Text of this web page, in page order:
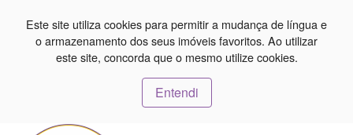
Este site utiliza cookies para permitir a mudança de língua e
o armazenamento dos seus imóveis favoritos. Ao utilizar
este site, concorda que o mesmo utilize cookies.
Entendi